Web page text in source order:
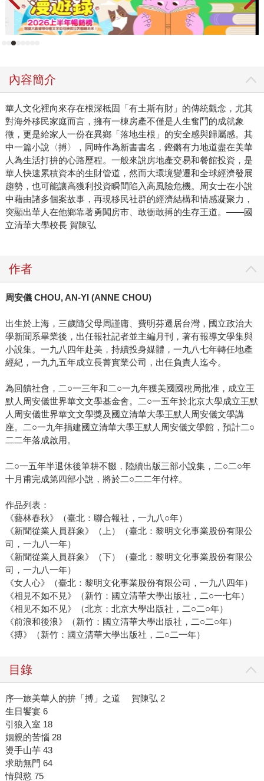
內容簡介
華人文化裡向來存在根深柢固「有土斯有財」的傳統觀念，尤其
對海外移民家庭而言，擁有一棟房產不僅是人生奮鬥的成就象
徵，更是給家人一份在異鄉「落地生根」的安全感與歸屬感。其
中一篇小說〈搏〉，同時作為新書書名，鏗鏘有力地道盡在美華
人為生活打拚的心路歷程。一般來說房地產交易和餐館投資，是
華人快速累積資本的生財管道，然而大環境變遷和全球經濟發展
趨勢，也可能讓高獲利投資瞬間陷入高風險危機。周女士在小說
中藉由諸多個案故事，再現移民社群的經濟結構和情感凝聚力，
突顯出華人在他鄉靠著勇闖房市、敢衝敢搏的生存王道。——國
立清華大學校長 賀陳弘
作者
周安儀 CHOU, AN-YI (ANNE CHOU)
出生於上海，三歲隨父母周謹庸、費明芬遷居台灣，國立政治大
學新聞系畢業後，出任報社記者並主編月刊，著有報導文學集與
小說集。一九八四年赴美，持續投身媒體，一九八七年轉任地產
經紀，一九九五年成立長菁實業公司，出任負責人迄今。
為回饋社會，二○一三年和二○一九年獲美國國稅局批准，成立王
默人周安儀世界華文文學基金會。二○一五年於北京大學成立王默
人周安儀世界華文文學獎及國立清華大學王默人周安儀文學講
座。二○一九年捐建國立清華大學王默人周安儀文學館，預計二○
二二年落成啟用。
二○一五年半退休後筆耕不輟，陸續出版三部小說集，二○二○年
十月甫完成第四部小說，將於二○二二年付梓。
作品列表：
《藝林春秋》（臺北：聯合報社，一九八○年）
《新聞從業人員群象》（上）（臺北：黎明文化事業股份有限公
司，一九八一年）
《新聞從業人員群象》（下）（臺北：黎明文化事業股份有限公
司，一九八一年）
《女人心》（臺北：黎明文化事業股份有限公司，一九八四年）
《相見不如不見》（新竹：國立清華大學出版社，二○一七年）
《相见不如不见》（北京：北京大學出版社，二○二○年）
《前浪和後浪》（新竹：國立清華大學出版社，二○二○年）
《搏》（新竹：國立清華大學出版社，二○二一年）
目錄
序—旅美華人的拚「搏」之道 賀陳弘 2
生日饗宴 6
引狼入室 18
姻親的苦惱 28
燙手山芋 43
求助無門 64
情與慾 75